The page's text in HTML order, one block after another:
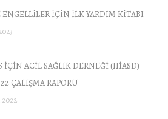
ENGELLİLER İÇİN İLK YARDIM KİTABI
İÇİN ACİL SAĞLIK DERNEĞİ (HİASD)
ÇALIŞMA RAPORU
2022